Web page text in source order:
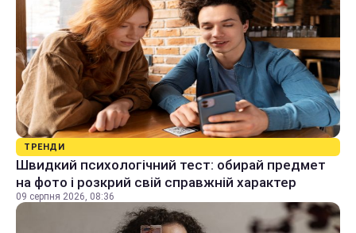
ТРЕНДИ
Швидкий психологічний тест: обирай предмет
на фото і розкрий свій справжній характер
09 серпня 2026, 08:36